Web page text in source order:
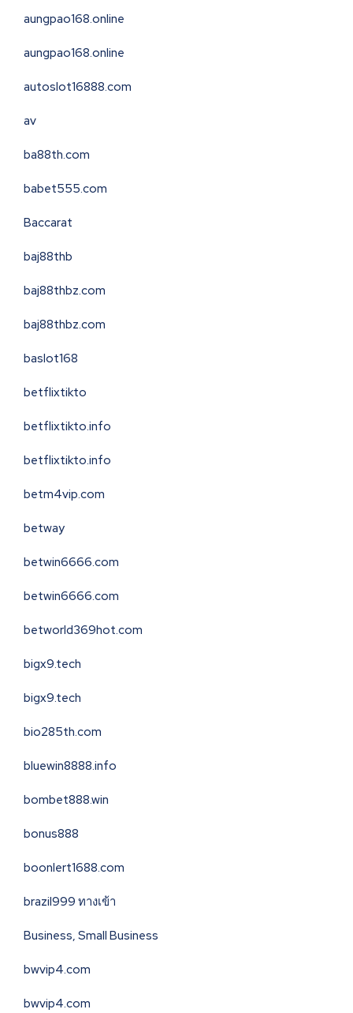
aungpao168.online
aungpao168.online
autoslot16888.com
av
ba88th.com
babet555.com
Baccarat
baj88thb
baj88thbz.com
baj88thbz.com
baslot168
betflixtikto
betflixtikto.info
betflixtikto.info
betm4vip.com
betway
betwin6666.com
betwin6666.com
betworld369hot.com
bigx9.tech
bigx9.tech
bio285th.com
bluewin8888.info
bombet888.win
bonus888
boonlert1688.com
brazil999 ทางเข้า
Business, Small Business
bwvip4.com
bwvip4.com